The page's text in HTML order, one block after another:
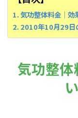
気功整体料金｜効
2010年10月29日
気功整